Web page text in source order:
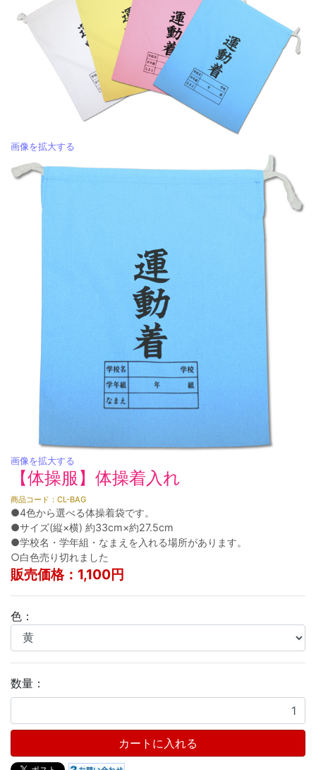
画像を拡大する
画像を拡大する
【体操服】体操着入れ
商品コード：CL-BAG
●4色から選べる体操着袋です。
●サイズ(縦×横) 約33cm×約27.5cm
●学校名・学年組・なまえを入れる場所があります。
○白色売り切れました
販売価格：1,100円
色：
数量：
カートに入れる